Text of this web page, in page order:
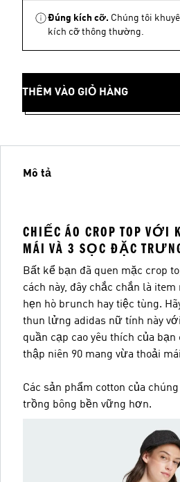
Đúng kích cỡ. Chúng tôi
kích cỡ thông thường.
THÊM VÀO GIỎ HÀNG
Mô tả
CHIẾC ÁO CROP TOP VỚI
MÁI VÀ 3 SỌC ĐẶC
Bất kể bạn đã quen mặc crop
cách này, đây chắc chắn là
hẹn hò brunch hay tiệc tùng.
thun lửng adidas nữ tính này
quần cạp cao yêu thích của
thập niên 90 mang vừa thoải
Các sản phẩm cotton của
trồng bông bền vững hơn.